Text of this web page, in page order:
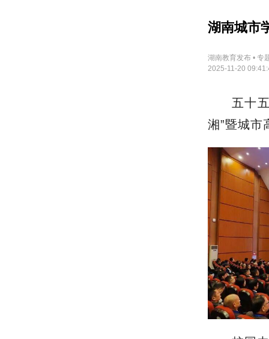
湖南城市
湖南教育发布 • 专
2025-11-20
五十
湘”暨城市